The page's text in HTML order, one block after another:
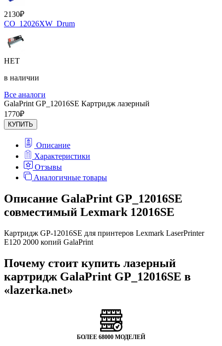
2130₽
CO_12026XW_Drum
НЕТ
в наличии
Все аналоги
GalaPrint GP_12016SE Картридж лазерный
1770₽
КУПИТЬ
Описание
Характеристики
Отзывы
Аналогичные товары
Описание GalaPrint GP_12016SE
совместимый Lexmark 12016SE
Картридж GP-12016SE для принтеров Lexmark LaserPrinter
E120 2000 копий GalaPrint
Почему стоит купить лазерный
картридж GalaPrint GP_12016SE в
«lazerka.net»
БОЛЕЕ 68000 МОДЕЛЕЙ